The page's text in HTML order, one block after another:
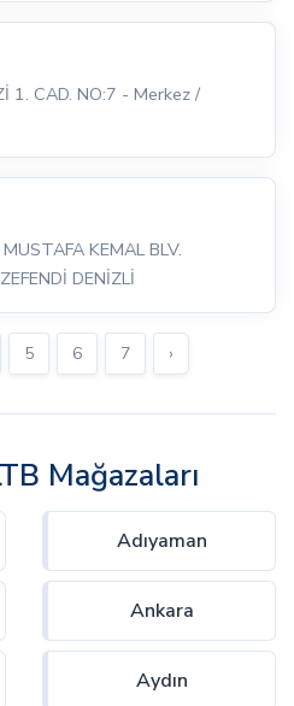
1. CAD. NO:7 - Merkez /
KEMAL BLV.
DENİZLİ
5 6 7 ›
Mağazaları
Adıyaman
Ankara
Aydın